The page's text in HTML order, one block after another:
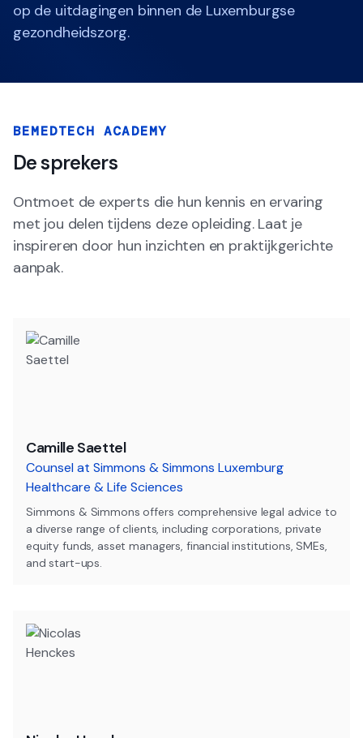
op de uitdagingen binnen de Luxemburgse
gezondheidszorg.
BEMEDTECH ACADEMY
De sprekers
Ontmoet de experts die hun kennis en ervaring
met jou delen tijdens deze opleiding. Laat je
inspireren door hun inzichten en praktijkgerichte
aanpak.
Camille Saettel
Counsel at Simmons & Simmons Luxemburg
Healthcare & Life Sciences
Simmons & Simmons offers comprehensive legal advice to
a diverse range of clients, including corporations, private
equity funds, asset managers, financial institutions, SMEs,
and start-ups.